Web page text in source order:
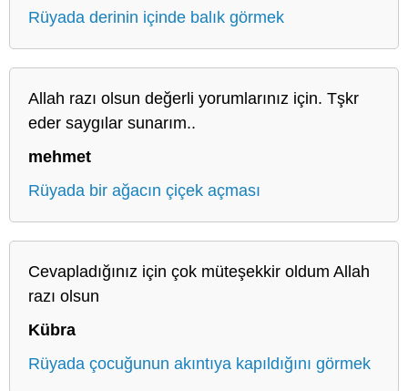
Rüyada derinin içinde balık görmek
Allah razı olsun değerli yorumlarınız için. Tşkr
eder saygılar sunarım..
mehmet
Rüyada bir ağacın çiçek açması
Cevapladığınız için çok müteşekkir oldum Allah
razı olsun
Kübra
Rüyada çocuğunun akıntıya kapıldığını görmek